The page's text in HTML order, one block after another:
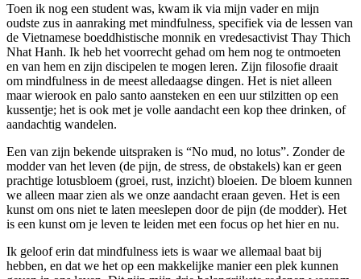
Toen ik nog een student was, kwam ik via mijn vader en mijn
oudste zus in aanraking met mindfulness, specifiek via de lessen van
de Vietnamese boeddhistische monnik en vredesactivist Thay Thich
Nhat Hanh. Ik heb het voorrecht gehad om hem nog te ontmoeten
en van hem en zijn discipelen te mogen leren. Zijn filosofie draait
om mindfulness in de meest alledaagse dingen. Het is niet alleen
maar wierook en palo santo aansteken en een uur stilzitten op een
kussentje; het is ook met je volle aandacht een kop thee drinken, of
aandachtig wandelen.
Een van zijn bekende uitspraken is “No mud, no lotus”. Zonder de
modder van het leven (de pijn, de stress, de obstakels) kan er geen
prachtige lotusbloem (groei, rust, inzicht) bloeien. De bloem kunnen
we alleen maar zien als we onze aandacht eraan geven. Het is een
kunst om ons niet te laten meeslepen door de pijn (de modder). Het
is een kunst om je leven te leiden met een focus op het hier en nu.
Ik geloof erin dat mindfulness iets is waar we allemaal baat bij
hebben, en dat we het op een makkelijke manier een plek kunnen